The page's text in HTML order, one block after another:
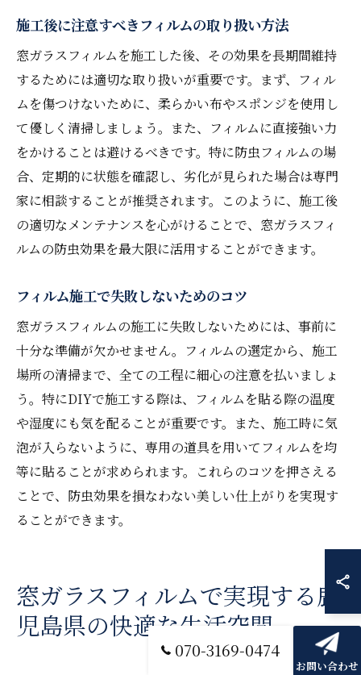
施工後に注意すべきフィルムの取り扱い方法
窓ガラスフィルムを施工した後、その効果を長期間維持
するためには適切な取り扱いが重要です。まず、フィル
ムを傷つけないために、柔らかい布やスポンジを使用し
て優しく清掃しましょう。また、フィルムに直接強い力
をかけることは避けるべきです。特に防虫フィルムの場
合、定期的に状態を確認し、劣化が見られた場合は専門
家に相談することが推奨されます。このように、施工後
の適切なメンテナンスを心がけることで、窓ガラスフィ
ルムの防虫効果を最大限に活用することができます。
フィルム施工で失敗しないためのコツ
窓ガラスフィルムの施工に失敗しないためには、事前に
十分な準備が欠かせません。フィルムの選定から、施工
場所の清掃まで、全ての工程に細心の注意を払いましょ
う。特にDIYで施工する際は、フィルムを貼る際の温度
や湿度にも気を配ることが重要です。また、施工時に気
泡が入らないように、専用の道具を用いてフィルムを均
等に貼ることが求められます。これらのコツを押さえる
ことで、防虫効果を損なわない美しい仕上がりを実現す
ることができます。
窓ガラスフィルムで実現する鹿
児島県の快適な生活空間
070-3169-0474
お問い合わせ